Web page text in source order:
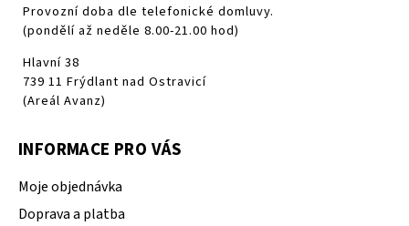
Provozní doba dle telefonické domluvy.
(pondělí až neděle 8.00-21.00 hod)
Hlavní 38
739 11 Frýdlant nad Ostravicí
(Areál Avanz)
INFORMACE PRO VÁS
Moje objednávka
Doprava a platba